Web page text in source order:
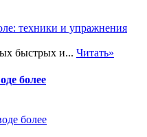
быстрых и... Читать»
более